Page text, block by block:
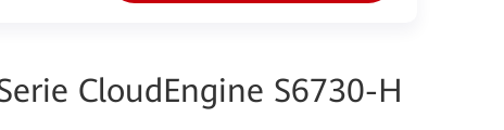
CloudEngine S6730-H